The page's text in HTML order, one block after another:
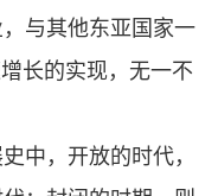
与其他东亚国家一
长的实现，无一不
中，开放的时代，